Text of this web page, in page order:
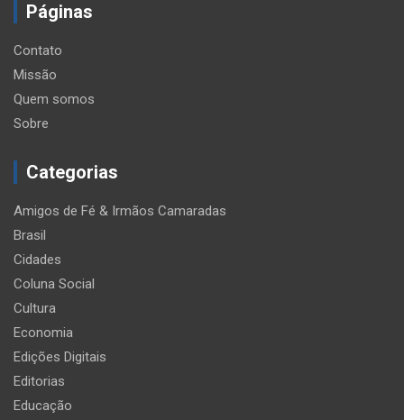
Páginas
Contato
Missão
Quem somos
Sobre
Categorias
Amigos de Fé & Irmãos Camaradas
Brasil
Cidades
Coluna Social
Cultura
Economia
Edições Digitais
Editorias
Educação